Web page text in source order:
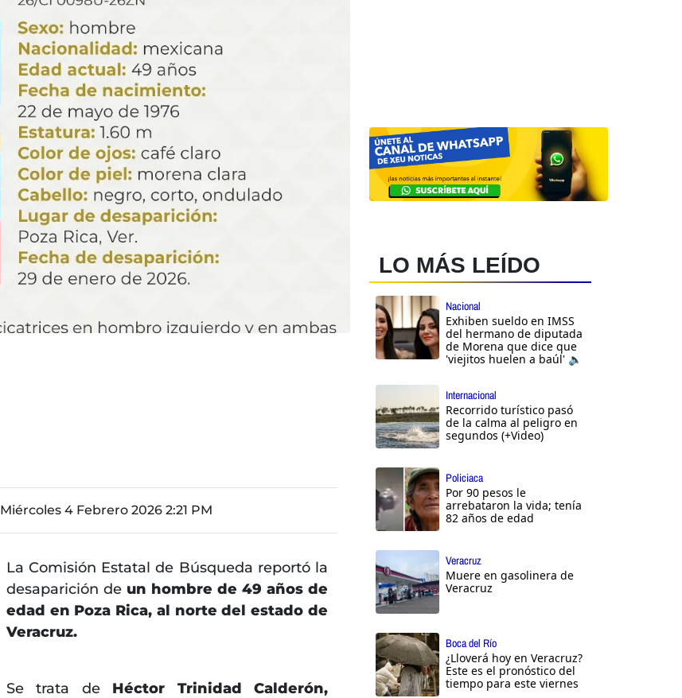
Miércoles 4 Febrero 2026 2:21 PM
La Comisión Estatal de Búsqueda reportó la
desaparición de un hombre de 49 años de
edad en Poza Rica, al norte del estado de
Veracruz.
Se trata de Héctor Trinidad Calderón,
LO MÁS LEÍDO
Nacional
Exhiben sueldo en IMSS
del hermano de diputada
de Morena que dice que
'viejitos huelen a baúl' 🔈
Internacional
Recorrido turístico pasó
de la calma al peligro en
segundos (+Video)
Policiaca
Por 90 pesos le
arrebataron la vida; tenía
82 años de edad
Veracruz
Muere en gasolinera de
Veracruz
Boca del Río
¿Lloverá hoy en Veracruz?
Este es el pronóstico del
tiempo para este viernes